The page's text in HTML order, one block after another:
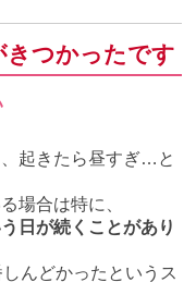
きつかったです
起きたら昼すぎ…と
場合は特に、
日が続くことがあり
んどかったというス